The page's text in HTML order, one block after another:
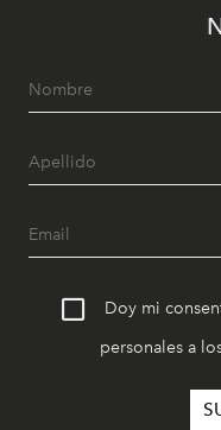
Doy mi
personales a